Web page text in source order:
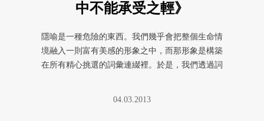
中不能承受之輕》
隱喻是一種危險的東西。我們幾乎會把整個生命情
境融入一則富有美感的形象之中，而那形象是構築
在所有精心挑選的詞彙連綴裡。於是，我們透過詞
04.03.2013